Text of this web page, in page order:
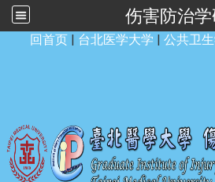
伤害防治
回首页 | 台北医学大学 | 公共卫